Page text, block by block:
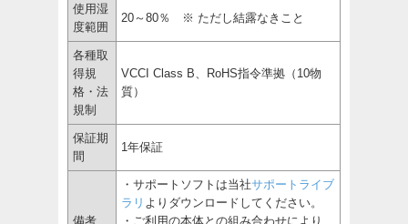
使用湿
度範囲
20～80％ ※ ただし結露なきこと
各種取
得規
格・法
規制
VCCI Class B、RoHS指令準拠（10物
質）
保証期
間
1年保証
備考
・サポートソフトは当社サポートライブ
ラリ よりダウンロードしてください。
・ご利用の本体との組み合わせにより、